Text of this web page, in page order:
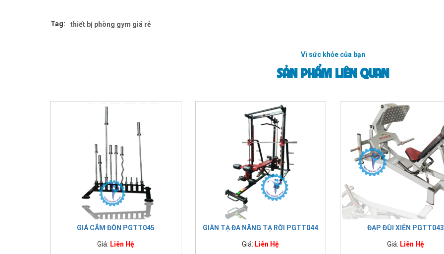
Tag: thiết bị phòng gym giá rẻ
Vì sức khỏe của bạn
SẢN PHẨM LIÊN QUAN
GIÁ CẮM ĐÒN PGTT045
Giá: Liên Hệ
GIÀN TẠ ĐA NĂNG TẠ RỜI PGTT044
Giá: Liên Hệ
ĐẠP ĐÙI XIÊN PGTT043
Giá: Liên Hệ